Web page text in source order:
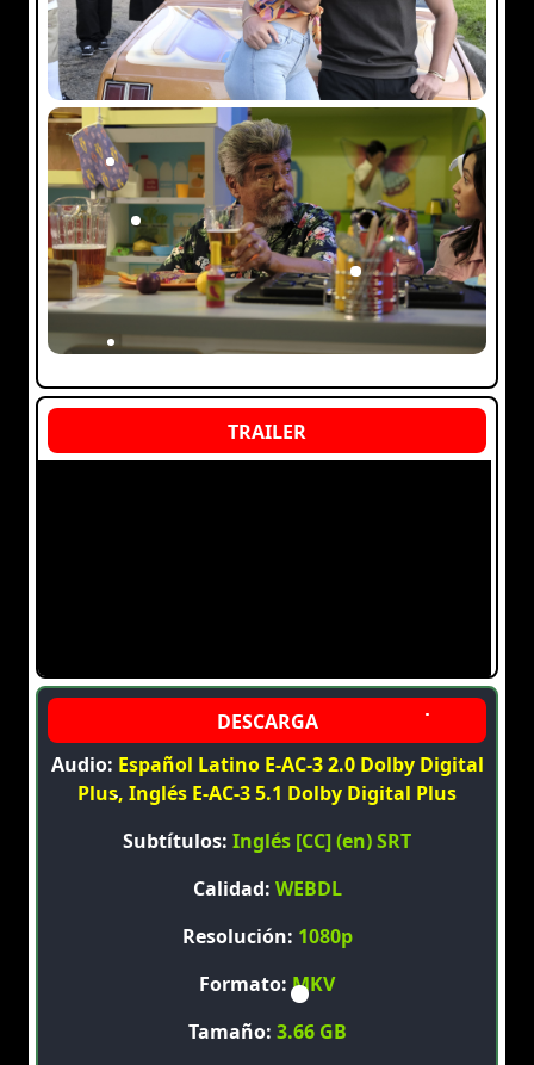
Audio: Español Latino E-AC-3 2.0 Dolby Digital
Plus, Inglés E-AC-3 5.1 Dolby Digital Plus
Subtítulos: Inglés [CC] (en) SRT
Calidad: WEBDL
Resolución: 1080p
Formato:MKV
Tamaño: 3.66 GB